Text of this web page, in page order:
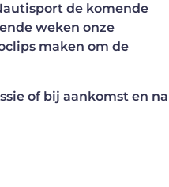
de komende
weken onze
maken om de
of bij aankomst en na